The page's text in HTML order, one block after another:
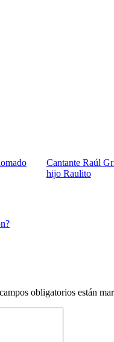
Cantante Raúl
hijo Raulito
obligatorios están